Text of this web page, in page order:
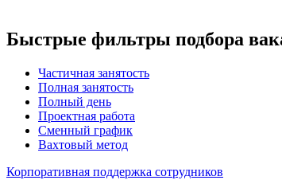
Быстрые фильтры подбора
Частичная занятость
Полная занятость
Полный день
Проектная работа
Сменный график
Вахтовый метод
Корпоративная поддержка сотрудников